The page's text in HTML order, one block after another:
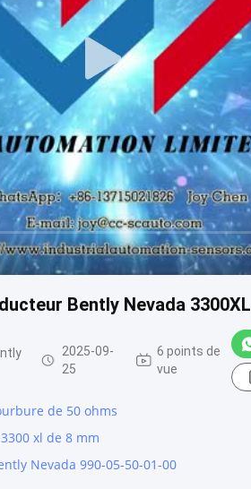
Bently Nevada 3300XL
2025-09-
25
6 points de
vue
de 50 ohms
xl de 8 mm
Nevada 990-05-50-01-00